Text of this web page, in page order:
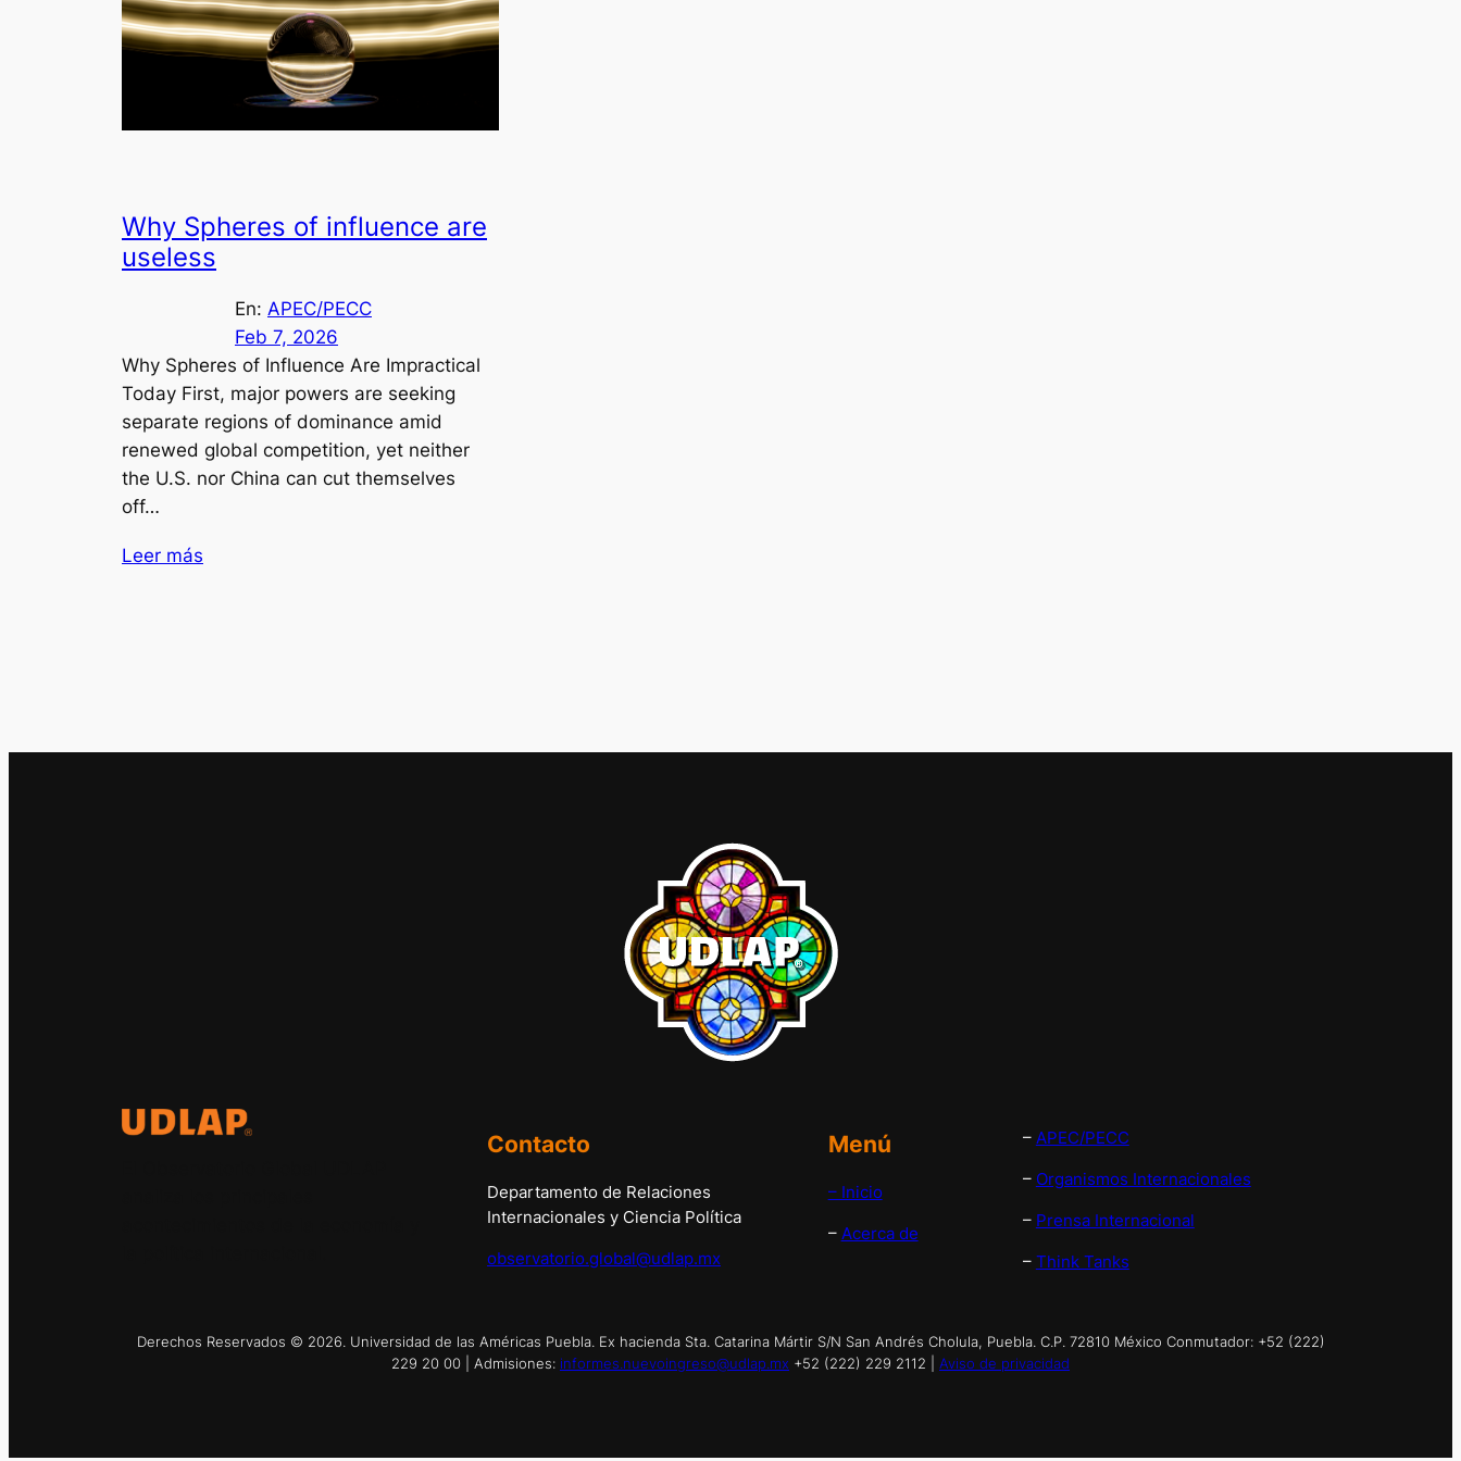
Why Spheres of influence are
useless
En: APEC/PECC
Feb 7, 2026
Why Spheres of Influence Are Impractical
Today First, major powers are seeking
separate regions of dominance amid
renewed global competition, yet neither
the U.S. nor China can cut themselves
off…
Leer más
Contacto
Departamento de Relaciones
Internacionales y Ciencia Política
observatorio.global@udlap.mx
Menú
– Inicio
– Acerca de
– APEC/PECC
– Organismos Internacionales
– Prensa Internacional
– Think Tanks
Derechos Reservados © 2026. Universidad de las Américas Puebla. Ex hacienda Sta. Catarina Mártir S/N San Andrés Cholula, Puebla. C.P. 72810 México Conmutador: +52 (222)
229 20 00 | Admisiones: informes.nuevoingreso@udlap.mx +52 (222) 229 2112 | Aviso de privacidad